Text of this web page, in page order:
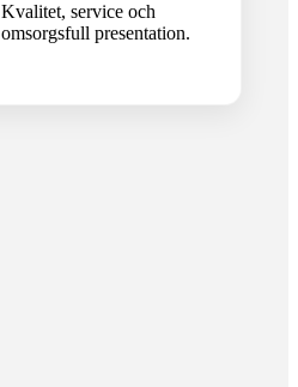
Kvalitet, service och
omsorgsfull presentation.